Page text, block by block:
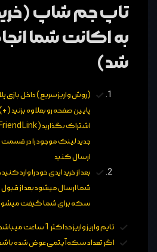
تاپ جم شاپ
به اکانت شما
شد)
(روش واریز سریع) داخل بازی
پایین صفحه رو بعلاوه بزنید
جدید لینک موجود را در
ارسال کنید
بعد از خرید ایدی خود را وارد
شما ارسال میشود بعد از
سکه برای شما گیفت
تایم واریز واریز حداکثر 1 ساعت میباشد
اگر تعداد سکه آیتمی عوض شده